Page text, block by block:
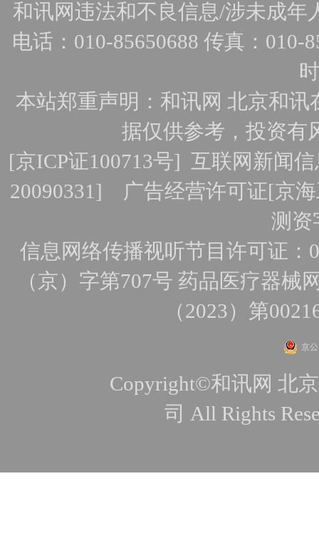
和讯网违法和不良信息/涉未成年
电话：010-85650688 传真：010-
本站郑重声明：和讯网 北京和
据仅供参考，投资有
[京ICP证100713号]互联网新闻
20090331] 广告经营许可证[京
测资
信息网络传播视听节目许可证：
（京）字第707号 药品医疗器械
（2023）第
京
Copyright©和讯网 北
司 All Rights